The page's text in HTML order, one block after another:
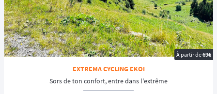
À partir de69€
EXTREMA CYCLING EKOI
Sors de ton confort, entre dans l'extrême